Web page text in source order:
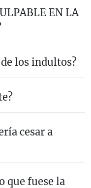
EN LA
los indultos?
cesar a
que fuese la